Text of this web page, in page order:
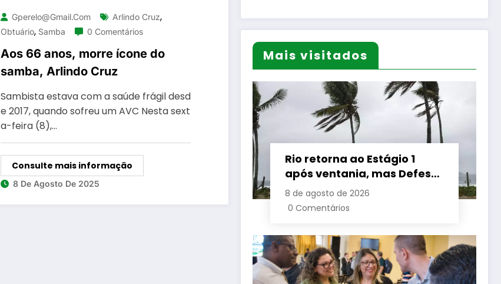
Gperelo@gmail.com Arlindo Cruz,
Obtuário, Samba 0 Comentários
Aos 66 anos, morre ícone do
samba, Arlindo Cruz
Sambista estava com a saúde frágil desd
e 2017, quando sofreu um AVC Nesta sext
a-feira (8),…
Consulte mais informação
8 De Agosto De 2025
Mais visitados
Rio retorna ao Estágio 1
após ventania, mas Defesa
Civil alerta para baixa
umidade e incêndios
8 de agosto de 2026
0 Comentários